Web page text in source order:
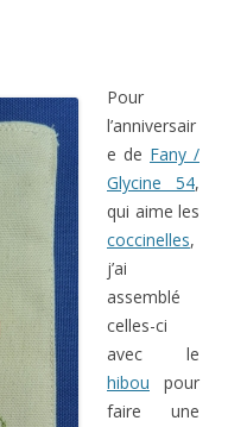
Pour
l’anniversair
e de Fany /
Glycine 54,
qui aime les
coccinelles,
j’ai
assemblé
celles-ci
avec le
hibou pour
faire une